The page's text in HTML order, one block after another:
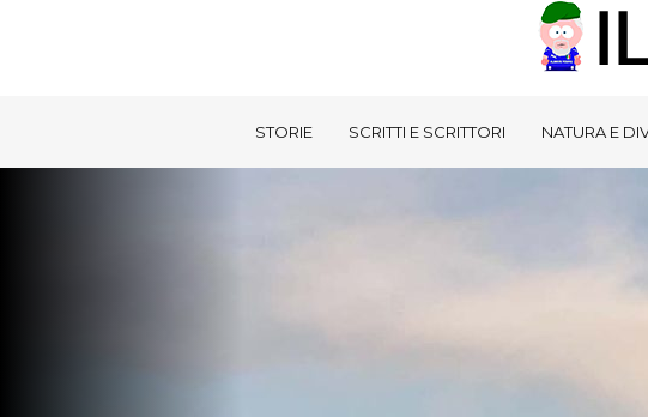
STORIE SCRITTI E SCRITTORI NATURA E